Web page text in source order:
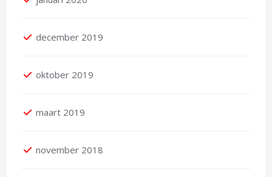
december 2019
oktober 2019
maart 2019
november 2018